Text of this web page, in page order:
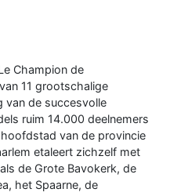
Champion de
11 grootschalige
van de succesvolle
ruim 14.000 deelnemers
van de provincie
etaleert zichzelf met
de Grote Bavokerk, de
het Spaarne, de